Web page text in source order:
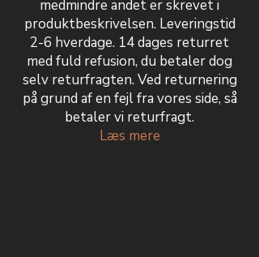
medmindre andet er skrevet i
produktbeskrivelsen. Leveringstid
2-6 hverdage. 14 dages returret
med fuld refusion, du betaler dog
selv returfragten. Ved returnering
på grund af en fejl fra vores side, så
betaler vi returfragt.
Læs mere